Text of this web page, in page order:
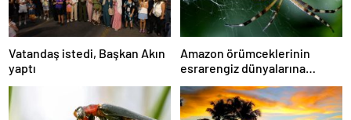
Vatandaş istedi, Başkan Akın
yaptı
Amazon örümceklerinin
esrarengiz dünyalarına
gitmeye hazır olun.